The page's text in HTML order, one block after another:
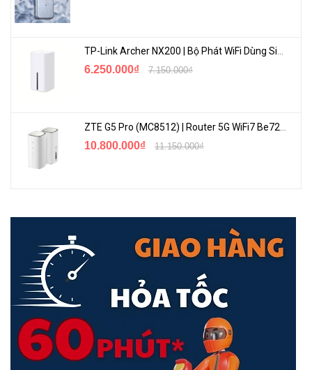
Wi-Fi 6 Thế Hệ Tiếp Theo
quá trình phát triển Wi-Fi, mang lại sự gia tăng đáng kể về tốc độ và
tổng dung lượng. Việc áp dụng Wi-Fi 6 chính đang tiến gần hơn bao
giờ hết với ngày càng nhiều ứng dụng máy khách AXE. Đã đến lúc
Tốc Độ Gigabit Nhanh Chóng, Không Cần Chờ Đợi
6.250.000₫ 7.150.000₫
10.800.000₫ 11.150.000₫